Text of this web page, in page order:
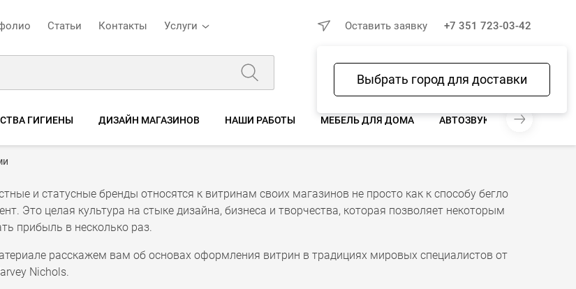
Статьи Контакты Услуги
Выбрать город для доставки
Оставить заявку +7 351 723-03-42
Избранное Сравнение Корзина
ГИГИЕНЫ ДИЗАЙН МАГАЗИНОВ НАШИ РАБОТЫ МЕБЕЛЬ ДЛЯ ДОМА АВТОЗВУК И АВТОТОВАРЫ
и статусные бренды относятся к витринам своих магазинов не просто как к способу бегло
Это целая культура на стыке дизайна, бизнеса и творчества, которая позволяет некоторым
прибыль в несколько раз.
расскажем вам об основах оформления витрин в традициях мировых специалистов от
Nichols.